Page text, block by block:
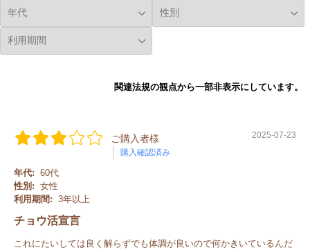
関連法規の観点から一部非表示にしています。
ご購入者様
購入確認済み
2025-07-23
年代: 60代
性別: 女性
利用期間: 3年以上
チョウ活宣言
これにたいしては良く解らずでも体調が良いので何かきいているんだ